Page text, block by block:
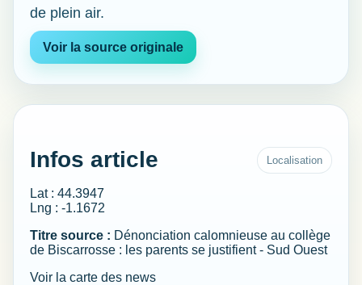
de plein air.
Voir la source originale
Infos article Localisation
Lat : 44.3947
Lng : -1.1672
Titre source : Dénonciation calomnieuse au collège
de Biscarrosse : les parents se justifient - Sud Ouest
Voir la carte des news